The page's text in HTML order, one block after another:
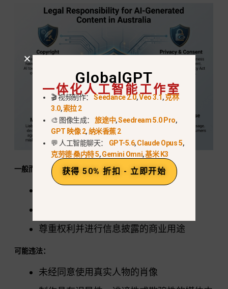
一般而言是合法的：
尊重权利并进行信息披露的商业用途
可能违法：
未经同意使用真实人物的肖像
GlobalGPT
一体化人工智能工作室
🎬 视频制作：Seedance 2.0,Veo 3.1,克林
3.0,索拉 2
🎨 图像生成：旅途中,Seedream 5.0 Pro,
GPT 映像 2,纳米香蕉 2
💬 人工智能聊天： GPT-5.6,Claude Opus 5,
克劳德·桑内特 5,Gemini Omni,基米 K3
获得 50% 折扣 - 立即开始